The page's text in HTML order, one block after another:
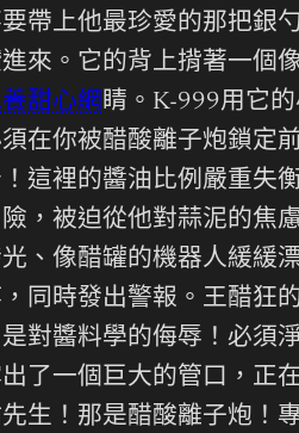
帶上他最珍愛的那把銀
來。它的背上揹著一個
甜心網睛。K-999用它
在你被醋酸離子炮鎖定
這裡的醬油比例嚴重失
，被迫從他對蒜泥的焦
、像醋罐的機器人緩緩
同時發出警報。王醋狂
對醬料學的侮辱！必須
了一個巨大的管口，正
生！那是醋酸離子炮！